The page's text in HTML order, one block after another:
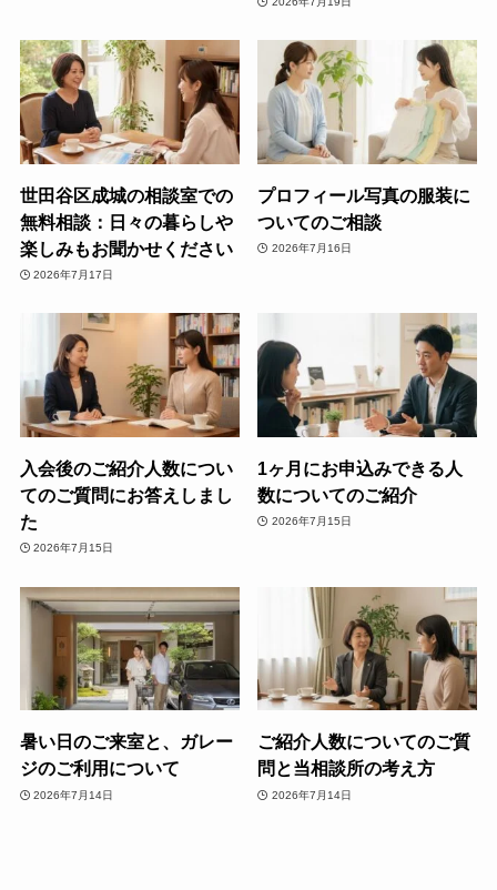
世田谷区成城の相談室での
無料相談：日々の暮らしや
楽しみもお聞かせください
2026年7月17日
プロフィール写真の服装に
ついてのご相談
2026年7月16日
入会後のご紹介人数につい
てのご質問にお答えしまし
た
2026年7月15日
1ヶ月にお申込みできる人
数についてのご紹介
2026年7月15日
暑い日のご来室と、ガレー
ジのご利用について
2026年7月14日
ご紹介人数についてのご質
問と当相談所の考え方
2026年7月14日